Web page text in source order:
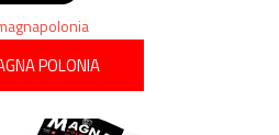
POLONIA